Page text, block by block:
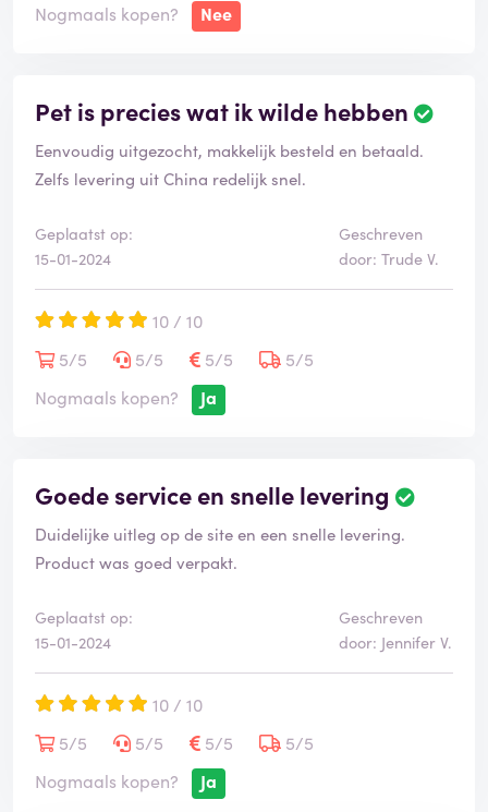
Nogmaals kopen?
Nee
Pet is precies wat ik wilde hebben
Eenvoudig uitgezocht, makkelijk besteld en betaald.
Zelfs levering uit China redelijk snel.
Geplaatst op:
15-01-2024
Geschreven
door: Trude V.
10 / 10
5/5
5/5 5/5
5/5
Nogmaals kopen?
Ja
Goede service en snelle levering
Duidelijke uitleg op de site en een snelle levering.
Product was goed verpakt.
Geplaatst op:
15-01-2024
Geschreven
door: Jennifer V.
10 / 10
5/5
5/5 5/5
5/5
Nogmaals kopen?
Ja